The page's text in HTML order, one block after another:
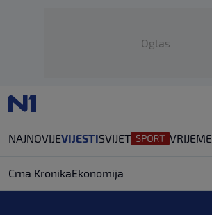
Oglas
NAJNOVIJEVIJESTISVIJET VRIJEME
Crna KronikaEkonomija